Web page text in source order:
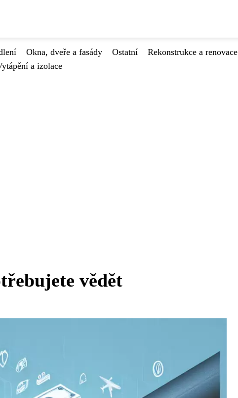
Okna, dveře a fasády Ostatní Rekonstrukce a renovace
a izolace
vědět